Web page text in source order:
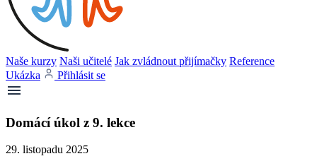
Naše kurzy Naši učitelé Jak zvládnout přijímačky Reference
Ukázka
Přihlásit se
Domácí úkol z 9. lekce
29. listopadu 2025